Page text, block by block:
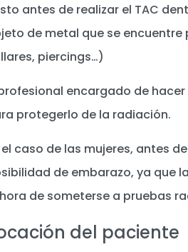
antes de realizar el TAC
de metal que se
piercings…)
encargado de
protegerlo de la radiación.
el caso de las mujeres, antes
de embarazo, ya que
de someterse a pruebas
del paciente